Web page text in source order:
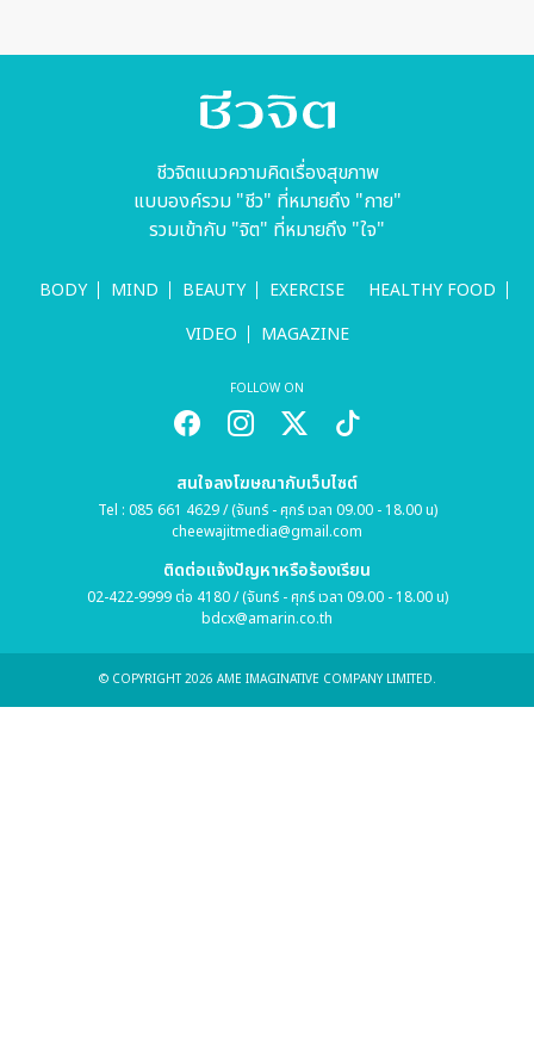
ชีวจิตแนวความคิดเรื่องสุขภาพ
แบบองค์รวม "ชีว" ที่หมายถึง "กาย"
รวมเข้ากับ "จิต" ที่หมายถึง "ใจ"
BODY MIND BEAUTY EXERCISE
HEALTHY FOOD
VIDEO
MAGAZINE
FOLLOW ON
สนใจลงโฆษณากับเว็บไซต์
Tel : 085 661 4629 / (จันทร์ - ศุกร์ เวลา 09.00 - 18.00 น)
cheewajitmedia@gmail.com
ติดต่อแจ้งปัญหาหรือร้องเรียน
02-422-9999 ต่อ 4180 / (จันทร์ - ศุกร์ เวลา 09.00 - 18.00 น)
bdcx@amarin.co.th
© COPYRIGHT 2026 AME IMAGINATIVE COMPANY LIMITED.